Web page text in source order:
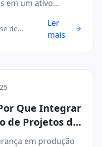
em um ativo
de
Ler
mais
Que Integrar
de Projetos de
o TCOem produção